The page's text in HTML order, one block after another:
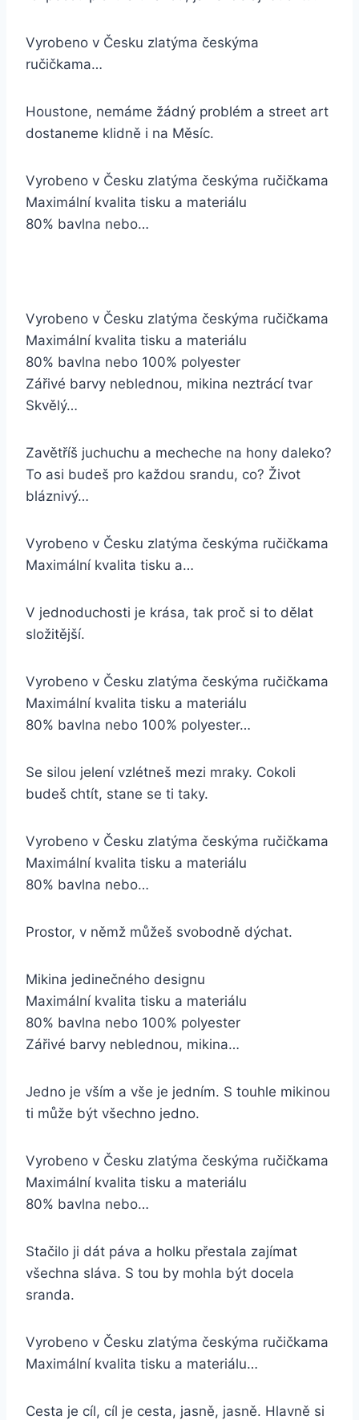
Vyrobeno v Česku zlatýma českýma
ručičkama…
Houstone, nemáme žádný problém a street art
dostaneme klidně i na Měsíc.
Vyrobeno v Česku zlatýma českýma ručičkama
Maximální kvalita tisku a materiálu
80% bavlna nebo…
Vyrobeno v Česku zlatýma českýma ručičkama
Maximální kvalita tisku a materiálu
80% bavlna nebo 100% polyester
Zářivé barvy neblednou, mikina neztrácí tvar
Skvělý…
Zavětříš juchuchu a mecheche na hony daleko?
To asi budeš pro každou srandu, co? Život
bláznivý…
Vyrobeno v Česku zlatýma českýma ručičkama
Maximální kvalita tisku a…
V jednoduchosti je krása, tak proč si to dělat
složitější.
Vyrobeno v Česku zlatýma českýma ručičkama
Maximální kvalita tisku a materiálu
80% bavlna nebo 100% polyester…
Se silou jelení vzlétneš mezi mraky. Cokoli
budeš chtít, stane se ti taky.
Vyrobeno v Česku zlatýma českýma ručičkama
Maximální kvalita tisku a materiálu
80% bavlna nebo…
Prostor, v němž můžeš svobodně dýchat.
Mikina jedinečného designu
Maximální kvalita tisku a materiálu
80% bavlna nebo 100% polyester
Zářivé barvy neblednou, mikina…
Jedno je vším a vše je jedním. S touhle mikinou
ti může být všechno jedno.
Vyrobeno v Česku zlatýma českýma ručičkama
Maximální kvalita tisku a materiálu
80% bavlna nebo…
Stačilo ji dát páva a holku přestala zajímat
všechna sláva. S tou by mohla být docela
sranda.
Vyrobeno v Česku zlatýma českýma ručičkama
Maximální kvalita tisku a materiálu…
Cesta je cíl, cíl je cesta, jasně, jasně. Hlavně si